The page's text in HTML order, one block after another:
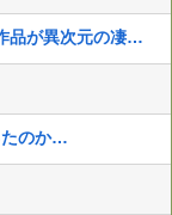
【朗報】Amazonプライムビデオ、8月の配信作品が異次元の凄さ！体感気温50度越えへ
たのか…